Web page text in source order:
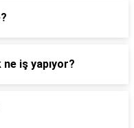
iş yapıyor?